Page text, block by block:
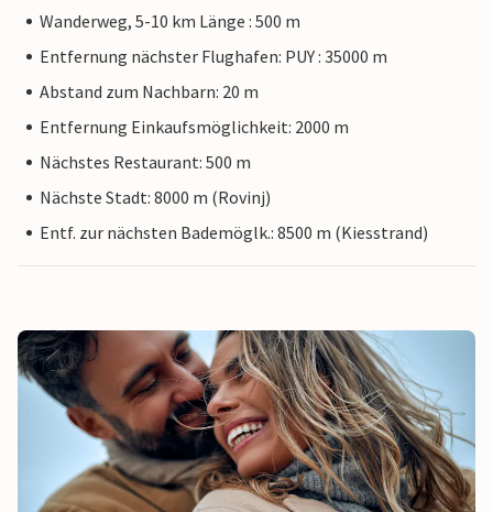
Wanderweg, 5-10 km Länge : 500 m
Entfernung nächster Flughafen: PUY : 35000 m
Abstand zum Nachbarn: 20 m
Entfernung Einkaufsmöglichkeit: 2000 m
Nächstes Restaurant: 500 m
Nächste Stadt: 8000 m (Rovinj)
Entf. zur nächsten Bademöglk.: 8500 m (Kiesstrand)